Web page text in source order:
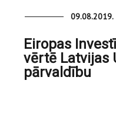
09.08.2019.
Eiropas
vērtē Latvijas
pārvaldību